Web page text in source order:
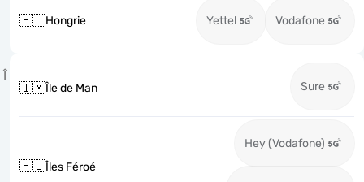
🇭🇺Hongrie Yettel Vodafone
Î
🇮🇲Île de Man Sure
🇫🇴Îles Féroé
Hey (Vodafone)